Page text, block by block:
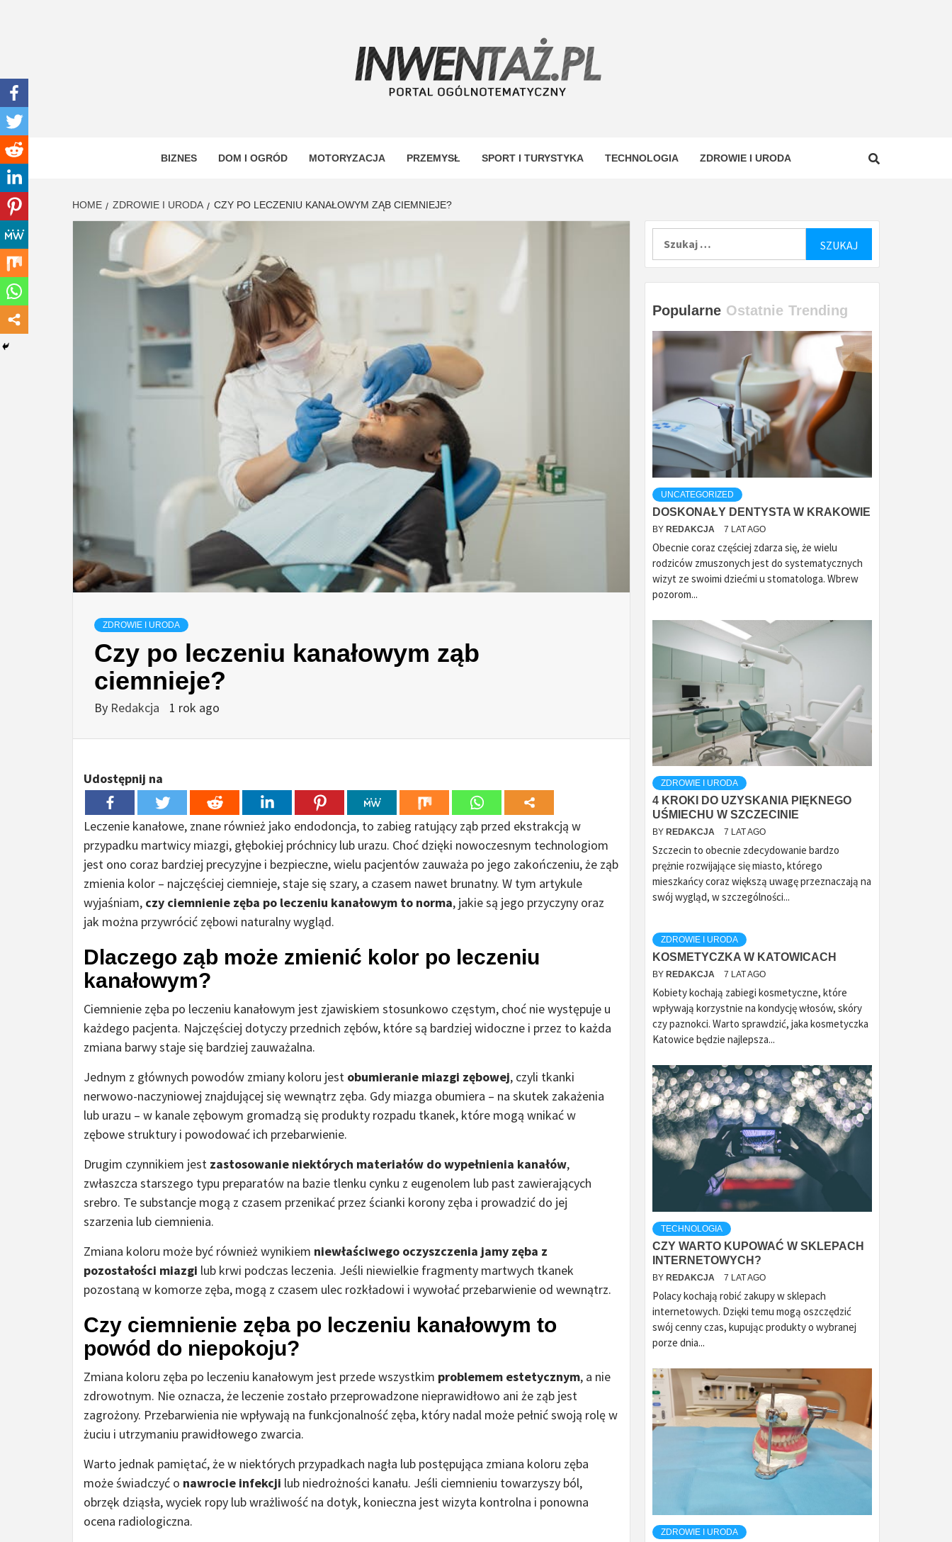
INWENTAŻ
BIZNES DOM I OGRÓD MOTORYZACJA PRZEMYSŁ SPORT I TURYSTYKA TECHNOLOGIA ZDROWIE I URODA
HOME ZDROWIE I URODA CZY PO LECZENIU KANAŁOWYM ZĄB CIEMNIEJE?
ZDROWIE I URODA
Czy po leczeniu kanałowym ząb
ciemnieje?
By Redakcja 1 rok ago
Udostępnij na
Leczenie kanałowe, znane również jako endodoncja, to zabieg ratujący ząb przed ekstrakcją w
przypadku martwicy miazgi, głębokiej próchnicy lub urazu. Choć dzięki nowoczesnym technologiom
jest ono coraz bardziej precyzyjne i bezpieczne, wielu pacjentów zauważa po jego zakończeniu, że ząb
zmienia kolor – najczęściej ciemnieje, staje się szary, a czasem nawet brunatny. W tym artykule
wyjaśniam, czy ciemnienie zęba po leczeniu kanałowym to norma, jakie są jego przyczyny oraz
jak można przywrócić zębowi naturalny wygląd.
Dlaczego ząb może zmienić kolor po leczeniu
kanałowym?
Ciemnienie zęba po leczeniu kanałowym jest zjawiskiem stosunkowo częstym, choć nie występuje u
każdego pacjenta. Najczęściej dotyczy przednich zębów, które są bardziej widoczne i przez to każda
zmiana barwy staje się bardziej zauważalna.
Jednym z głównych powodów zmiany koloru jest obumieranie miazgi zębowej, czyli tkanki
nerwowo-naczyniowej znajdującej się wewnątrz zęba. Gdy miazga obumiera – na skutek zakażenia
lub urazu – w kanale zębowym gromadzą się produkty rozpadu tkanek, które mogą wnikać w
zębowe struktury i powodować ich przebarwienie.
Drugim czynnikiem jest zastosowanie niektórych materiałów do wypełnienia kanałów,
zwłaszcza starszego typu preparatów na bazie tlenku cynku z eugenolem lub past zawierających
srebro. Te substancje mogą z czasem przenikać przez ścianki korony zęba i prowadzić do jej
szarzenia lub ciemnienia.
Zmiana koloru może być również wynikiem niewłaściwego oczyszczenia jamy zęba z
pozostałości miazgi lub krwi podczas leczenia. Jeśli niewielkie fragmenty martwych tkanek
pozostaną w komorze zęba, mogą z czasem ulec rozkładowi i wywołać przebarwienie od wewnątrz.
Czy ciemnienie zęba po leczeniu kanałowym to
powód do niepokoju?
Zmiana koloru zęba po leczeniu kanałowym jest przede wszystkim problemem estetycznym, a nie
zdrowotnym. Nie oznacza, że leczenie zostało przeprowadzone nieprawidłowo ani że ząb jest
zagrożony. Przebarwienia nie wpływają na funkcjonalność zęba, który nadal może pełnić swoją rolę w
żuciu i utrzymaniu prawidłowego zwarcia.
Warto jednak pamiętać, że w niektórych przypadkach nagła lub postępująca zmiana koloru zęba
może świadczyć o nawrocie infekcji lub niedrożności kanału. Jeśli ciemnieniu towarzyszy ból,
obrzęk dziąsła, wyciek ropy lub wrażliwość na dotyk, konieczna jest wizyta kontrolna i ponowna
ocena radiologiczna.
Popularne Ostatnie Trending
UNCATEGORIZED
DOSKONAŁY DENTYSTA W KRAKOWIE
BY REDAKCJA 7 LAT AGO
Obecnie coraz częściej zdarza się, że wielu
rodziców zmuszonych jest do systematycznych
wizyt ze swoimi dziećmi u stomatologa. Wbrew
pozorom...
ZDROWIE I URODA
4 KROKI DO UZYSKANIA PIĘKNEGO
UŚMIECHU W SZCZECINIE
BY REDAKCJA 7 LAT AGO
Szczecin to obecnie zdecydowanie bardzo
prężnie rozwijające się miasto, którego
mieszkańcy coraz większą uwagę przeznaczają na
swój wygląd, w szczególności...
ZDROWIE I URODA
KOSMETYCZKA W KATOWICACH
BY REDAKCJA 7 LAT AGO
Kobiety kochają zabiegi kosmetyczne, które
wpływają korzystnie na kondycję włosów, skóry
czy paznokci. Warto sprawdzić, jaka kosmetyczka
Katowice będzie najlepsza...
TECHNOLOGIA
CZY WARTO KUPOWAĆ W SKLEPACH
INTERNETOWYCH?
BY REDAKCJA 7 LAT AGO
Polacy kochają robić zakupy w sklepach
internetowych. Dzięki temu mogą oszczędzić
swój cenny czas, kupując produkty o wybranej
porze dnia...
ZDROWIE I URODA